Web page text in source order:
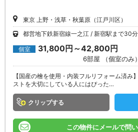
東京 上野・浅草・秋葉原（江戸川区）
都営地下鉄新宿線一之江
新宿駅まで30分
個室 31,800円～42,800円
6部屋 （個室のみ）
【国産の檜を使用・内装フルリフォーム済み
ストを大切にしている人にはぴった…
クリップ
この物件にメールで問